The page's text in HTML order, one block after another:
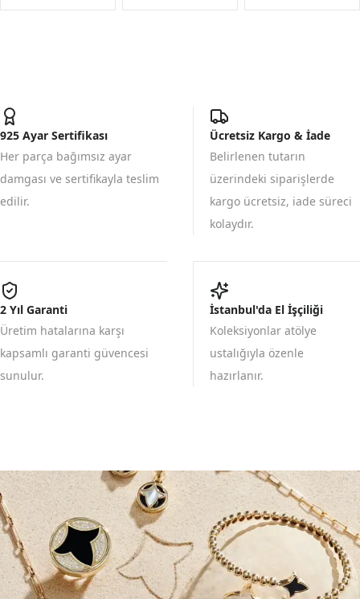
925 Ayar Sertifikası
Her parça bağımsız ayar
damgası ve sertifikayla teslim
edilir.
Ücretsiz Kargo & İade
Belirlenen tutarın
üzerindeki siparişlerde
kargo ücretsiz, iade süreci
kolaydır.
2 Yıl Garanti
Üretim hatalarına karşı
kapsamlı garanti güvencesi
sunulur.
İstanbul'da El İşçiliği
Koleksiyonlar atölye
ustalığıyla özenle
hazırlanır.